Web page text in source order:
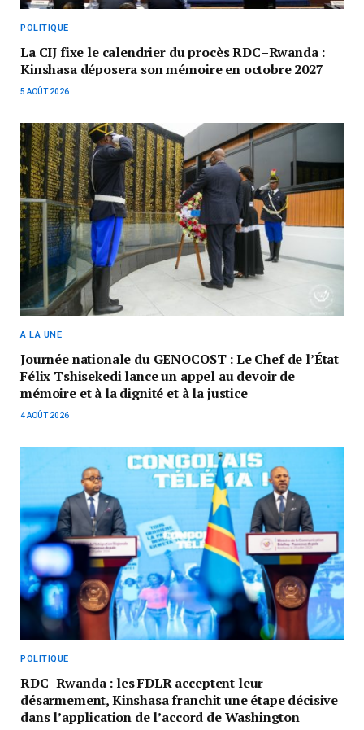
POLITIQUE
La CIJ fixe le calendrier du procès RDC–Rwanda :
Kinshasa déposera son mémoire en octobre 2027
5 AOÛT 2026
A LA UNE
Journée nationale du GENOCOST : Le Chef de l’État
Félix Tshisekedi lance un appel au devoir de
mémoire et à la dignité et à la justice
4 AOÛT 2026
POLITIQUE
RDC–Rwanda : les FDLR acceptent leur
désarmement, Kinshasa franchit une étape décisive
dans l’application de l’accord de Washington